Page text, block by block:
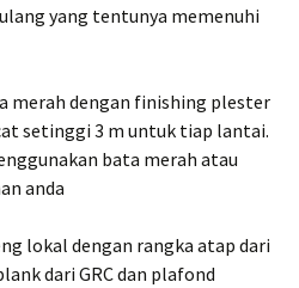
yang tentunya memenuhi
merah dengan finishing plester
setinggi 3 m untuk tiap lantai.
bata merah atau
anda
lokal dengan rangka atap dari
dari GRC dan plafond